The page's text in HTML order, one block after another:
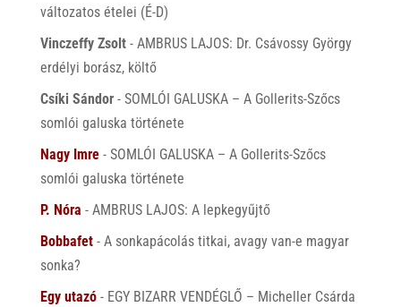
változatos ételei (É-D)
Vinczeffy Zsolt- AMBRUS LAJOS: Dr. Csávossy György
erdélyi borász, költő
Csíki Sándor- SOMLÓI GALUSKA – A Gollerits-Szőcs
somlói galuska története
Nagy Imre- SOMLÓI GALUSKA – A Gollerits-Szőcs
somlói galuska története
P. Nóra - AMBRUS LAJOS: A lepkegyűjtő
Bobbafet- A sonkapácolás titkai, avagy van-e magyar
sonka?
Egy utazó- EGY BIZARR VENDÉGLŐ – Micheller Csárda